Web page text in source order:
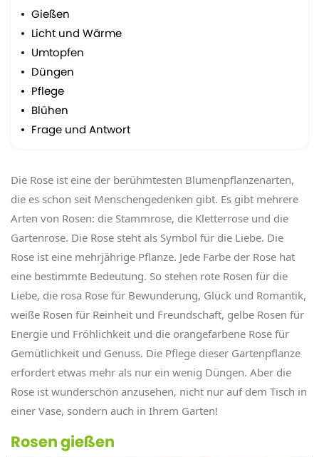
Die Rose ist eine der berühmtesten Blumenpflanzenarten,
die es schon seit Menschengedenken gibt. Es gibt mehrere
Arten von Rosen: die Stammrose, die Kletterrose und die
Gartenrose. Die Rose steht als Symbol für die Liebe. Die
Rose ist eine mehrjährige Pflanze. Jede Farbe der Rose hat
eine bestimmte Bedeutung. So stehen rote Rosen für die
Liebe, die rosa Rose für Bewunderung, Glück und Romantik,
weiße Rosen für Reinheit und Freundschaft, gelbe Rosen für
Energie und Fröhlichkeit und die orangefarbene Rose für
Gemütlichkeit und Genuss. Die Pflege dieser Gartenpflanze
erfordert etwas mehr als nur ein wenig Düngen. Aber die
Rose ist wunderschön anzusehen, nicht nur auf dem Tisch in
einer Vase, sondern auch in Ihrem Garten!
Rosen gießen
Gießen
Licht und Wärme
Umtopfen
Düngen
Pflege
Blühen
Frage und Antwort